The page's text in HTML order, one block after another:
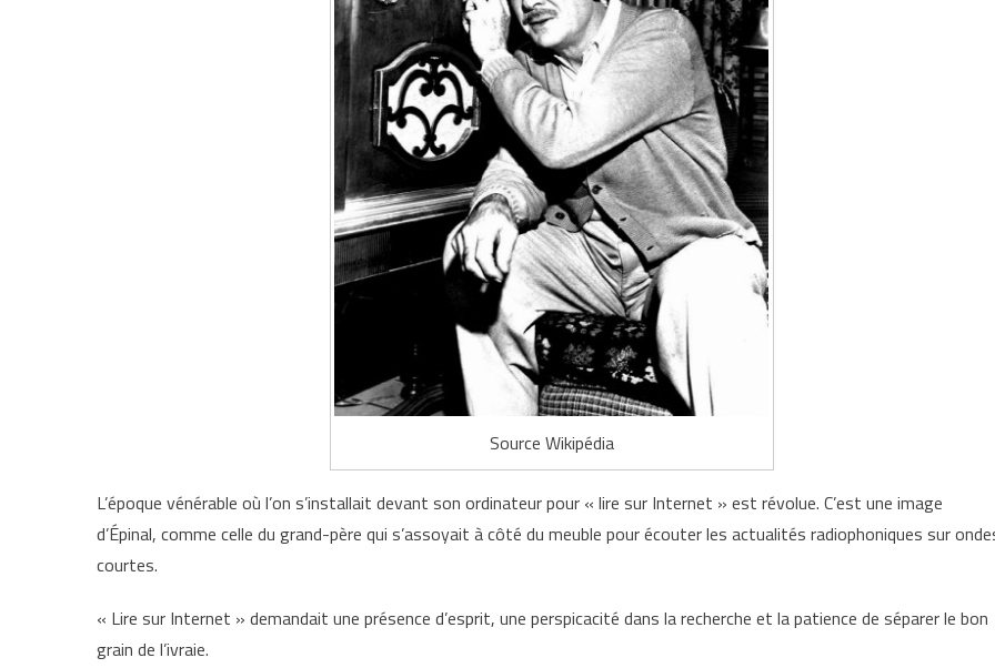
Source Wikipédia
L’époque vénérable où l’on s’installait devant son ordinateur pour « lire sur Internet » est révolue. C’est une image
d’Épinal, comme celle du grand-père qui s’assoyait à côté du meuble pour écouter les actualités radiophoniques sur
courtes.
« Lire sur Internet » demandait une présence d’esprit, une perspicacité dans la recherche et la patience de séparer le bon
grain de l’ivraie.